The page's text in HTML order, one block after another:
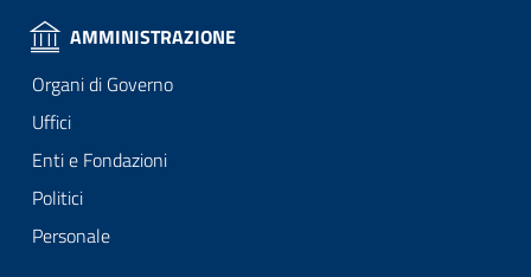
AMMINISTRAZIONE
Organi di Governo
Uffici
Enti e Fondazioni
Politici
Personale